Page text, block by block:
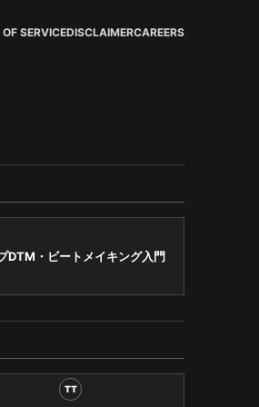
SERVICEDISCLAIMERCAREERS
DTM・ビートメイキング入門
TT